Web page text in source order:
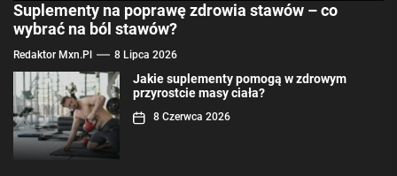
Suplementy na poprawę zdrowia stawów – co
wybrać na ból stawów?
Redaktor Mxn.pl 8 Lipca 2026
Jakie suplementy pomogą w zdrowym
przyrostcie masy ciała?
8 Czerwca 2026